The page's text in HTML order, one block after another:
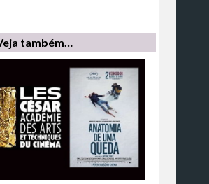
também…